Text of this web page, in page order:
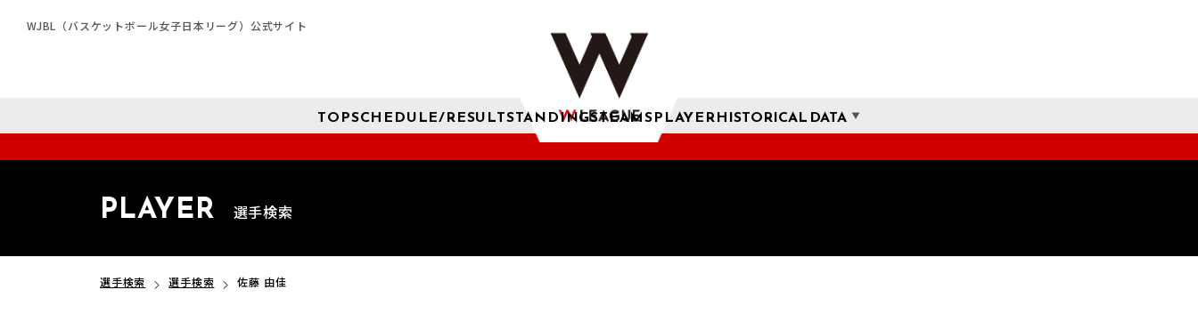
WJBL（バスケットボール女子日本リーグ）公式サイト
TOPSCHEDULE/RESULTSTANDINGSTEAMSPLAYERHISTORICAL DATA
PLAYER 選手検索
選手検索 選手検索 佐藤 由佳